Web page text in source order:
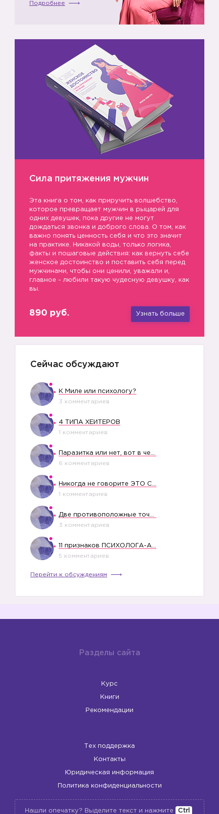
Подробнее
Сила притяжения мужчин
Эта книга о том, как приручить волшебство,
которое превращает мужчин в рыцарей для
одних девушек, пока другие не могут
дождаться звонка и доброго слова. О том, как
важно понять ценность себя и что это значит
на практике. Никакой воды, только логика,
факты и пошаговые действия: как вернуть себе
женское достоинство и поставить себя перед
мужчинами, чтобы они ценили, уважали и,
главное - любили такую чудесную девушку, как
вы.
890 руб. Узнать больше
Сейчас обсуждают
К Миле или психологу?
3 комментариев
4 ТИПА ХЕЙТЕРОВ
1 комментариев
6 комментариев
1 комментариев
3 комментариев
5 комментариев
Перейти к обсуждениям
Разделы сайта
Курс
Книги
Рекомендации
Тех поддержка
Контакты
Юридическая информация
Политика конфиденциальности
Нашли опечатку? Выделите текст и нажмите Ctrl